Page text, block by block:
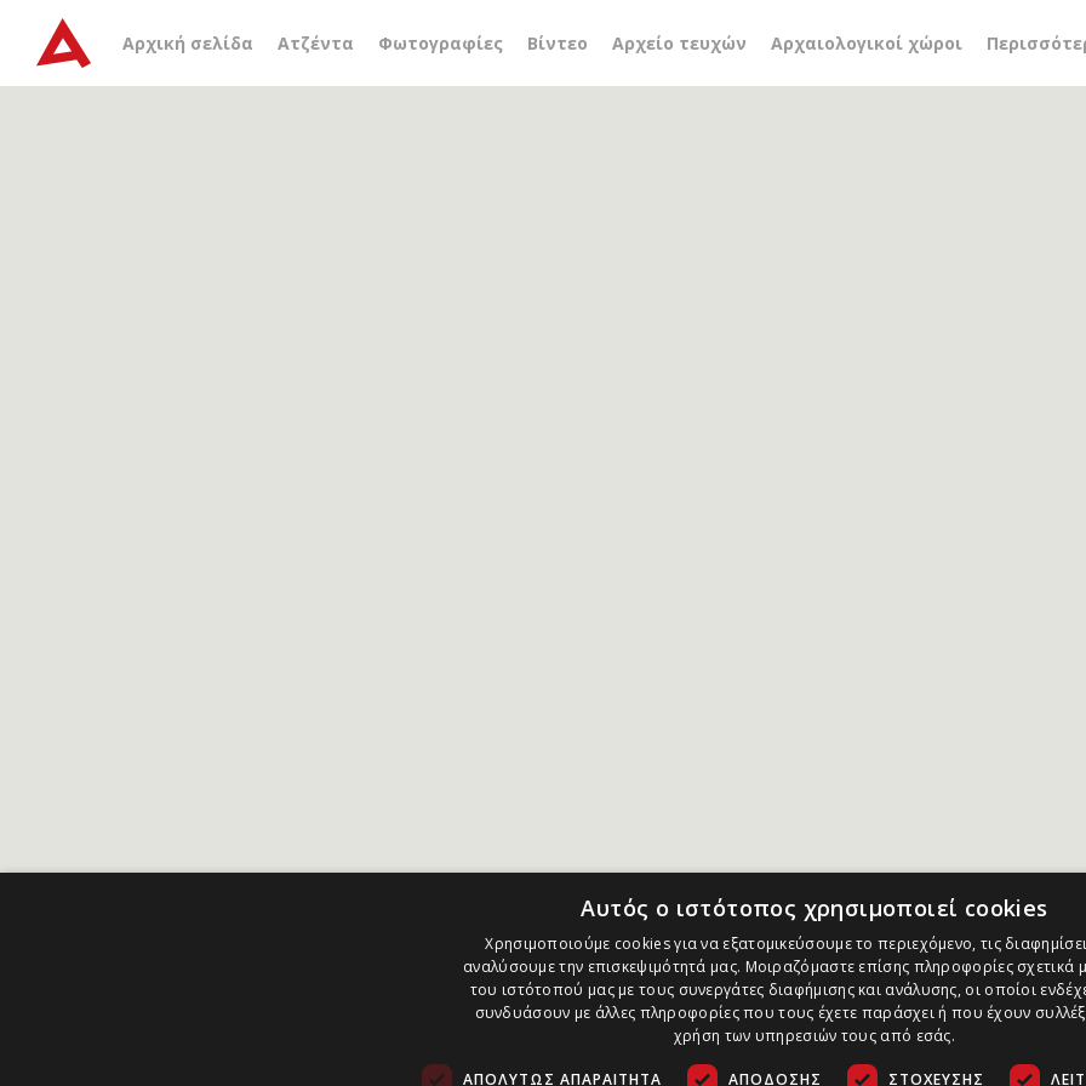
Αρχική σελίδα Ατζέντα Φωτογραφίες Βίντεο Αρχείο τευχών Αρχαιολογικοί χώροι
Αρχείο ετικέτας Μάντω Καραμεσίνη-
Αυτός ο ιστότοπος χρησιμοποιεί cookies
Χρησιμοποιούμε cookies για να εξατομικεύσουμε το περιεχόμενο, τις
αναλύσουμε την επισκεψιμότητά μας. Μοιραζόμαστε επίσης πληροφορίες σχετικά
του ιστότοπού μας με τους συνεργάτες διαφήμισης και ανάλυσης, οι οποίοι
συνδυάσουν με άλλες πληροφορίες που τους έχετε παράσχει ή που έχουν
χρήση των υπηρεσιών τους από εσάς.
ΑΠΟΛΎΤΩΣ ΑΠΑΡΑΊΤΗΤΑ ΑΠΌΔΟΣΗΣ ΣΤΌΧΕΥΣΗΣ